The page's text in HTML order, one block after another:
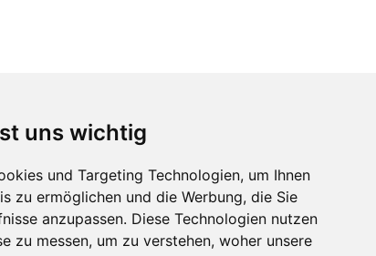
uns wichtig
und Targeting Technologien, um Ihnen
zu ermöglichen und die Werbung, die Sie
anzupassen. Diese Technologien nutzen
zu messen, um zu verstehen, woher unsere